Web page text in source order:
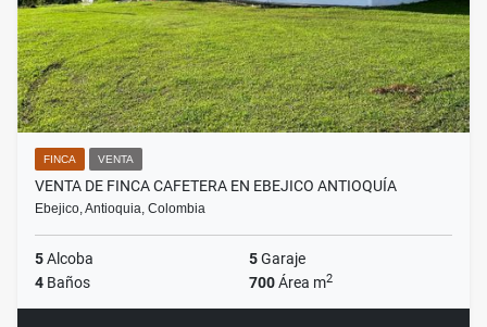
FINCA VENTA
VENTA DE FINCA CAFETERA EN EBEJICO ANTIOQUÍA
Ebejico, Antioquia, Colombia
5Alcoba 5Garaje
4 Baños 700Área m2